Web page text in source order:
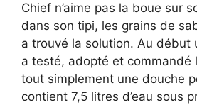
Chief n’aime pas la boue sur
dans son tipi, les grains de
a trouvé la solution. Au début
a testé, adopté et commandé
tout simplement une douche
contient 7,5 litres d’eau sous